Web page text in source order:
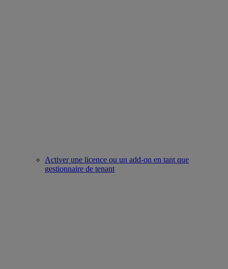
Activer une licence ou un add-on en tant que
gestionnaire de tenant